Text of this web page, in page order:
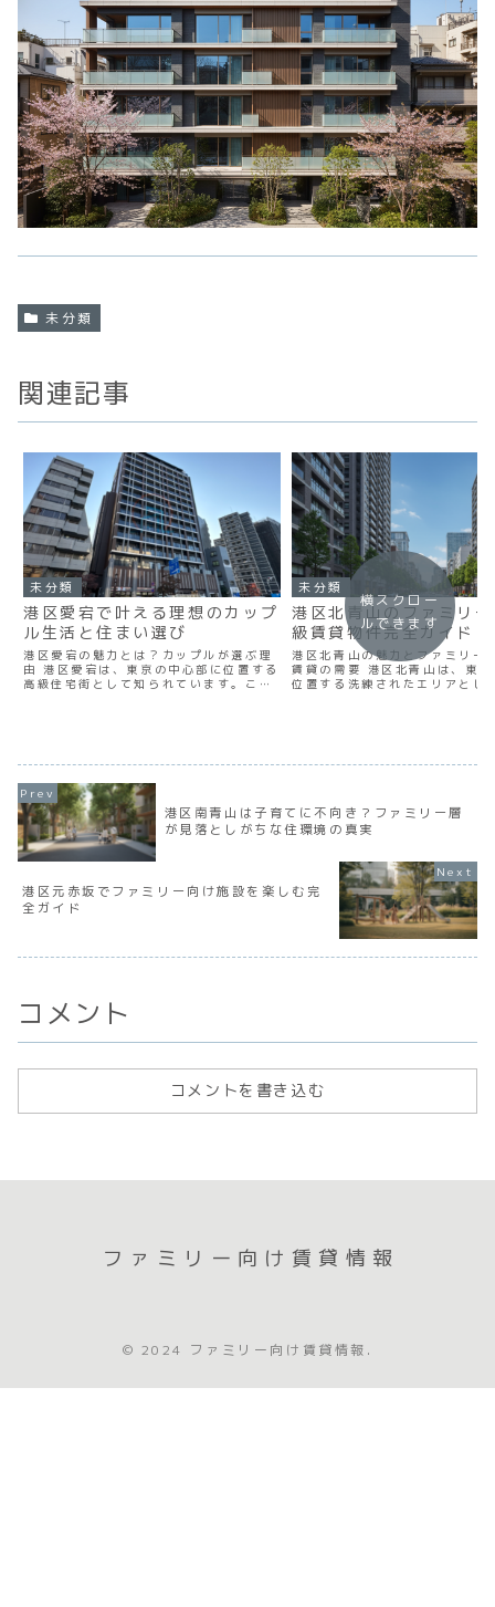
未分類
関連記事
未分類
港区愛宕で叶える理想のカップ
ル生活と住まい選び
港区愛宕の魅力とは？カップルが選ぶ理
由 港区愛宕は、東京の中心部に位置する
高級住宅街として知られています。この
未分類
港区北青山のファミリ
級賃貸物件完全ガイド
港区北青山の魅力とファミリー
賃貸の需要 港区北青山は、東
位置する洗練されたエリアとし
横スクロー
ルできます
港区南青山は子育てに不向き？ファミリー層
が見落としがちな住環境の真実
港区元赤坂でファミリー向け施設を楽しむ完
全ガイド
コメント
コメントを書き込む
ファミリー向け賃貸情報
© 2024 ファミリー向け賃貸情報.